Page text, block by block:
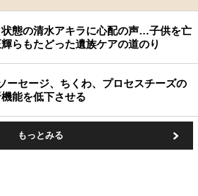
態の清水アキラに心配の声…子供を亡
らもたどった遺族ケアの道のり
ーセージ、ちくわ、プロセスチーズの
能を低下させる
もっとみる